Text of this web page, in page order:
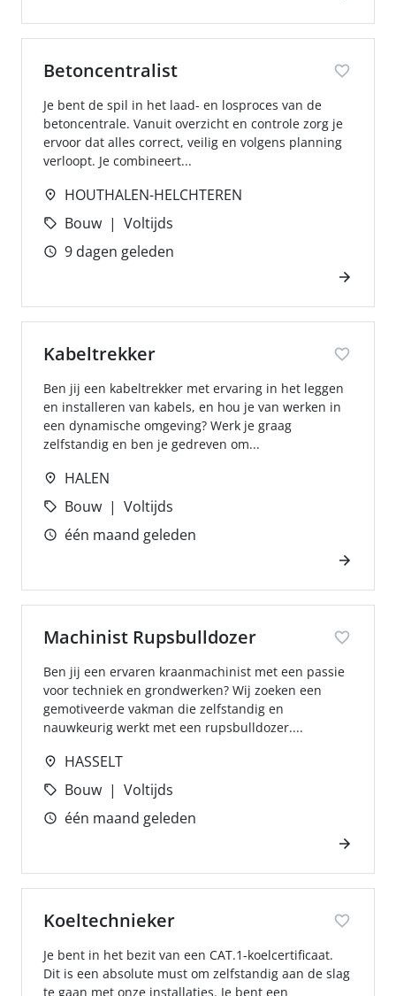
Betoncentralist
Je bent de spil in het laad- en losproces van de
betoncentrale. Vanuit overzicht en controle zorg je
ervoor dat alles correct, veilig en volgens planning
verloopt. Je combineert...
HOUTHALEN-HELCHTEREN
Bouw
Voltijds
9 dagen geleden
Kabeltrekker
Ben jij een kabeltrekker met ervaring in het leggen
en installeren van kabels, en hou je van werken in
een dynamische omgeving? Werk je graag
zelfstandig en ben je gedreven om...
HALEN
Bouw
Voltijds
één maand geleden
Machinist Rupsbulldozer
Ben jij een ervaren kraanmachinist met een passie
voor techniek en grondwerken? Wij zoeken een
gemotiveerde vakman die zelfstandig en
nauwkeurig werkt met een rupsbulldozer....
HASSELT
Bouw
Voltijds
één maand geleden
Koeltechnieker
Je bent in het bezit van een CAT.1-koelcertificaat.
Dit is een absolute must om zelfstandig aan de slag
te gaan met onze installaties. Je bent een